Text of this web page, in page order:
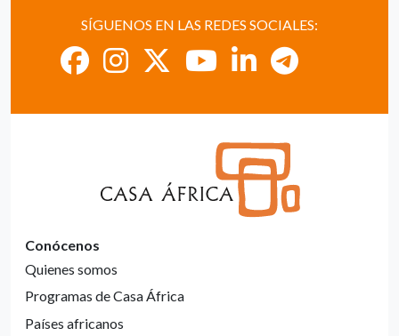
SÍGUENOS EN LAS REDES SOCIALES:
Conócenos
Quienes somos
Programas de Casa África
Países africanos